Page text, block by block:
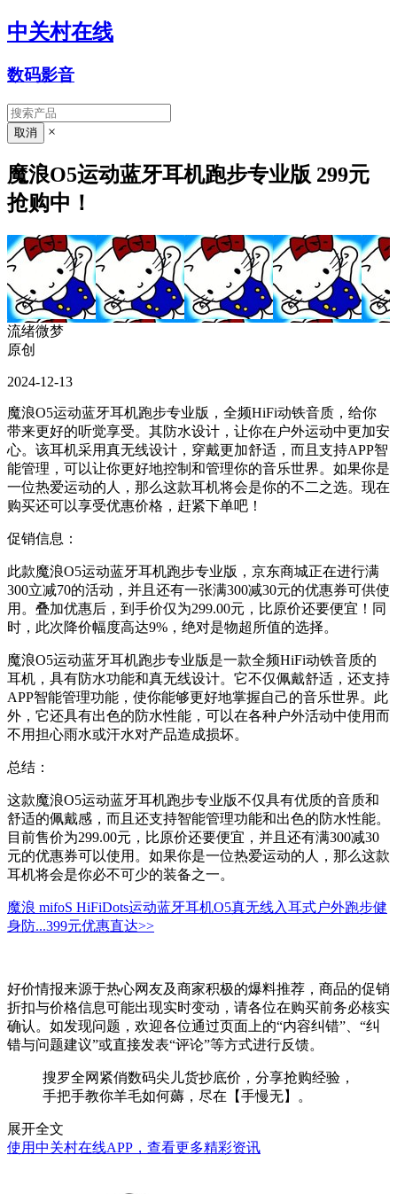
中关村在线
数码影音
×
魔浪O5运动蓝牙耳机跑步专业版 299元
抢购中！
流绪微梦
原创
2024-12-13
魔浪O5运动蓝牙耳机跑步专业版，全频HiFi动铁音质，给你
带来更好的听觉享受。其防水设计，让你在户外运动中更加安
心。该耳机采用真无线设计，穿戴更加舒适，而且支持APP智
能管理，可以让你更好地控制和管理你的音乐世界。如果你是
一位热爱运动的人，那么这款耳机将会是你的不二之选。现在
购买还可以享受优惠价格，赶紧下单吧！
促销信息：
此款魔浪O5运动蓝牙耳机跑步专业版，京东商城正在进行满
300立减70的活动，并且还有一张满300减30元的优惠券可供使
用。叠加优惠后，到手价仅为299.00元，比原价还要便宜！同
时，此次降价幅度高达9%，绝对是物超所值的选择。
魔浪O5运动蓝牙耳机跑步专业版是一款全频HiFi动铁音质的
耳机，具有防水功能和真无线设计。它不仅佩戴舒适，还支持
APP智能管理功能，使你能够更好地掌握自己的音乐世界。此
外，它还具有出色的防水性能，可以在各种户外活动中使用而
不用担心雨水或汗水对产品造成损坏。
总结：
这款魔浪O5运动蓝牙耳机跑步专业版不仅具有优质的音质和
舒适的佩戴感，而且还支持智能管理功能和出色的防水性能。
目前售价为299.00元，比原价还要便宜，并且还有满300减30
元的优惠券可以使用。如果你是一位热爱运动的人，那么这款
耳机将会是你必不可少的装备之一。
魔浪 mifoS HiFiDots运动蓝牙耳机O5真无线入耳式户外跑步健
身防...399元优惠直达>>
好价情报来源于热心网友及商家积极的爆料推荐，商品的促销
折扣与价格信息可能出现实时变动，请各位在购买前务必核实
确认。如发现问题，欢迎各位通过页面上的“内容纠错”、“纠
错与问题建议”或直接发表“评论”等方式进行反馈。
搜罗全网紧俏数码尖儿货抄底价，分享抢购经验，
手把手教你羊毛如何薅，尽在【手慢无】。
展开全文
使用中关村在线APP，查看更多精彩资讯